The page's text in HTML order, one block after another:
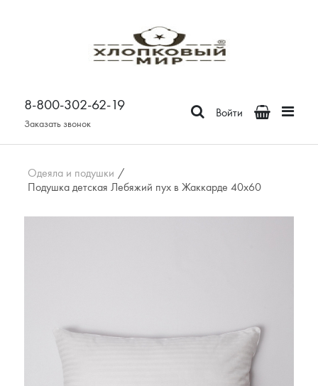
8-800-302-62-19
Заказать звонок
Войти
Постельное белье
Поплин
Сатин
Зима-Лето из бязи
Зима-Лето из поплина
Зима-Лето из сатина
Одеяла и подушки
Одеяла и подушки /
Подушка детская Лебяжий пух в Жаккарде 40х60